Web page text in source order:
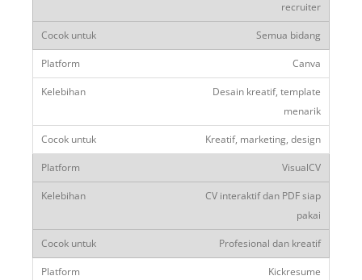
recruiter
Semua bidang
Canva
Desain kreatif, template
menarik
Kreatif, marketing, design
VisualCV
CV interaktif dan PDF siap
pakai
Profesional dan kreatif
Kickresume